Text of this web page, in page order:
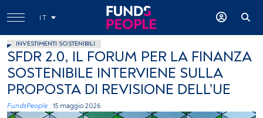
IT
INVESTIMENTI SOSTENIBILI
SFDR 2.0, IL FORUM PER LA FINANZA
SOSTENIBILE INTERVIENE SULLA
PROPOSTA DI REVISIONE DELL’UE
FundsPeople . 15 maggio 2026